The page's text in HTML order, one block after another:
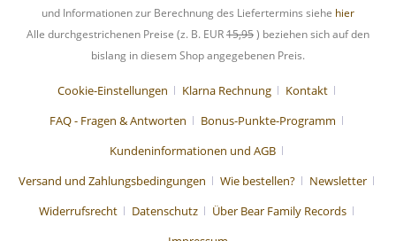
und Informationen zur Berechnung des Liefertermins siehe hier
Alle durchgestrichenen Preise (z. B. EUR15,95) beziehen sich auf den
bislang in diesem Shop angegebenen Preis.
Cookie-Einstellungen Klarna Rechnung
Kontakt
FAQ - Fragen & Antworten
Bonus-Punkte-Programm
Kundeninformationen und AGB
Versand und Zahlungsbedingungen
Wie bestellen?
Newsletter
Widerrufsrecht
Datenschutz
Über Bear Family Records